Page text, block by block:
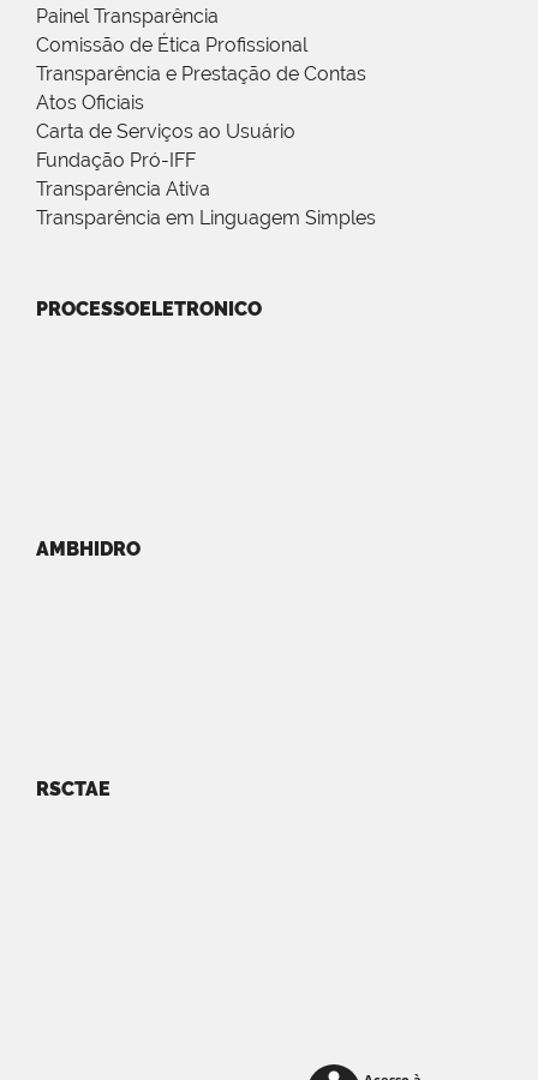
Painel Transparência
Comissão de Ética Profissional
Transparência e Prestação de Contas
Atos Oficiais
Carta de Serviços ao Usuário
Fundação Pró-IFF
Transparência Ativa
Transparência em Linguagem Simples
PROCESSOELETRONICO
AMBHIDRO
RSCTAE